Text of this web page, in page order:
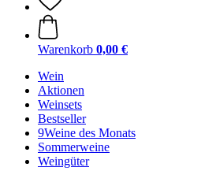
Warenkorb 0,00 €
Wein
Aktionen
Weinsets
Bestseller
9Weine des Monats
Sommerweine
Weingüter